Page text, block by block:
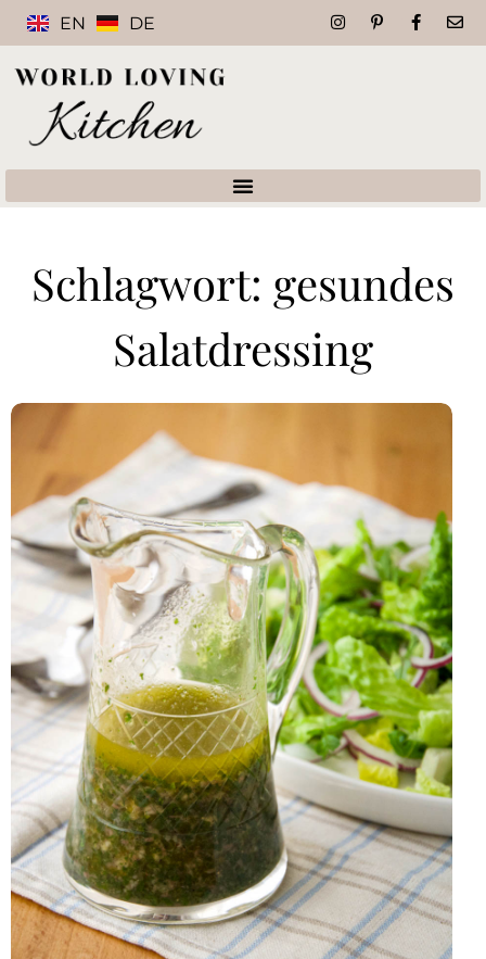
EN DE
Schlagwort: gesundes
Salatdressing